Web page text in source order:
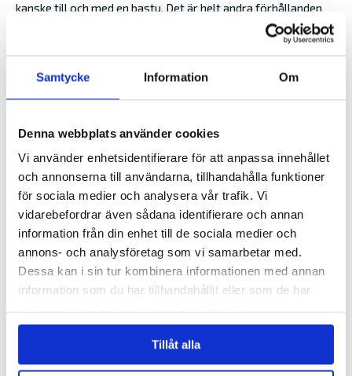
Samtycke Information Om
Denna webbplats använder cookies
Vi använder enhetsidentifierare för att anpassa innehållet
och annonserna till användarna, tillhandahålla funktioner
för sociala medier och analysera vår trafik. Vi
vidarebefordrar även sådana identifierare och annan
information från din enhet till de sociala medier och
annons- och analysföretag som vi samarbetar med.
Dessa kan i sin tur kombinera informationen med annan
information som du har tillhandahållit eller som de har
Tillåt alla
kanske till och med en bastu. Det är helt andra förhållanden
än att trilla från båten i en kall sjö eller i havet även om det är i
BÅTFÄRD I KALLT VATTEN – CHECKLISTA
Klä dig för vädret och bär flythjälpmedel! Tänk på att en
uppblåsbar flytväst inte hjälper dig att flyta de första
sekunderna.
Förbered för att kunna larma med mobil eller
nödsändare. De flesta mobiler behöver ett vattentätt
fodral.
Informera anhöriga eller vänner om färdplanen och när
och när?
Om du faller i med flytväst och inte kan ta dig ombord
eller till land: Kryp ihop i vattnet för att spara på